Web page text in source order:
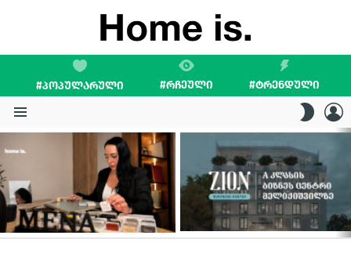
#ᲞᲝᲞᲣᲚᲐᲠᲣᲚᲘ #ᲠᲩᲔᲣᲚᲘ #ᲢᲠᲔᲜᲓᲣᲚᲘ
SKIN
STORIES